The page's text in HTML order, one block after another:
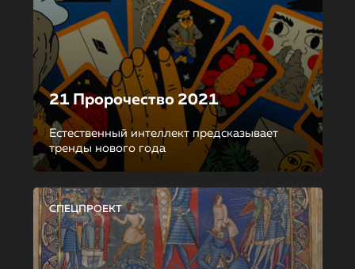
21 Пророчество 2021
Естественный интеллект предсказывает
тренды нового года
СПЕЦПРОЕКТ